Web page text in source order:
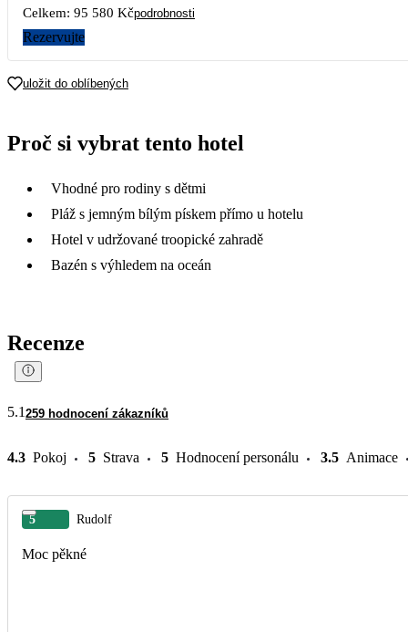
Celkem: 95 580 Kčpodrobnosti
Rezervujte
uložit do oblíbených
Proč si vybrat tento hotel
Vhodné pro rodiny s dětmi
Pláž s jemným bílým pískem přímo u hotelu
Hotel v udržované troopické zahradě
Bazén s výhledem na oceán
Recenze
5.1 259 hodnocení zákazníků
4.3 Pokoj 5 Strava 5 Hodnocení personálu 3.5 Animace
5 Rudolf
Moc pěkné